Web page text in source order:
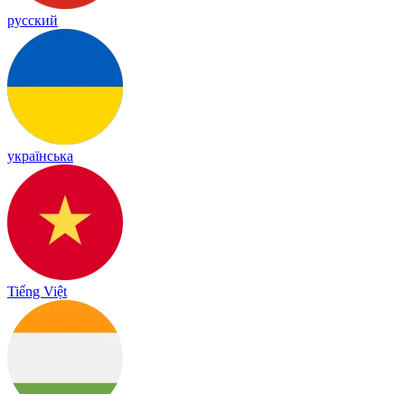
русский
українська
Tiếng Việt